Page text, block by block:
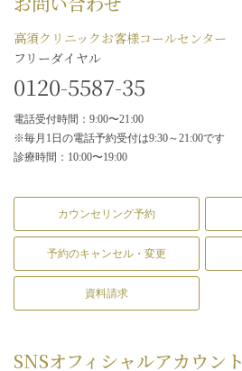
高須クリニックお客様コールセンター
フリーダイヤル
0120-5587-35
電話受付時間：9:00〜21:00
※毎月1日の電話予約受付は9:30～21:00です
診療時間：10:00〜19:00
カウンセリング予約
予約のキャンセル・変更
資料請求
SNSオフィシャルアカウント